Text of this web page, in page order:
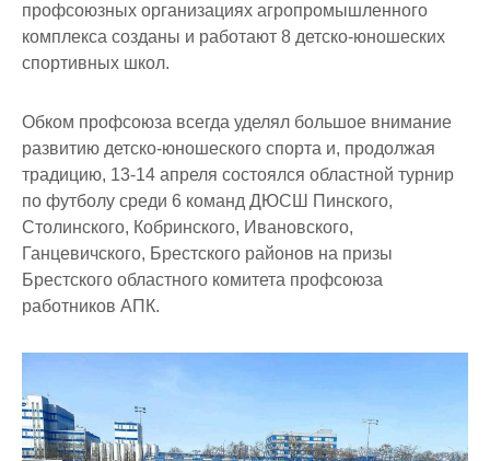
профсоюзных организациях агропромышленного
комплекса созданы и работают 8 детско-юношеских
спортивных школ.
Обком профсоюза всегда уделял большое внимание
развитию детско-юношеского спорта и, продолжая
традицию, 13-14 апреля состоялся областной турнир
по футболу среди 6 команд ДЮСШ Пинского,
Столинского, Кобринского, Ивановского,
Ганцевичского, Брестского районов на призы
Брестского областного комитета профсоюза
работников АПК.